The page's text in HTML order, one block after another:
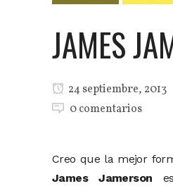
JAMES
24 septiembre, 2013
0 comentarios
Creo que la mejor
James Jamerson